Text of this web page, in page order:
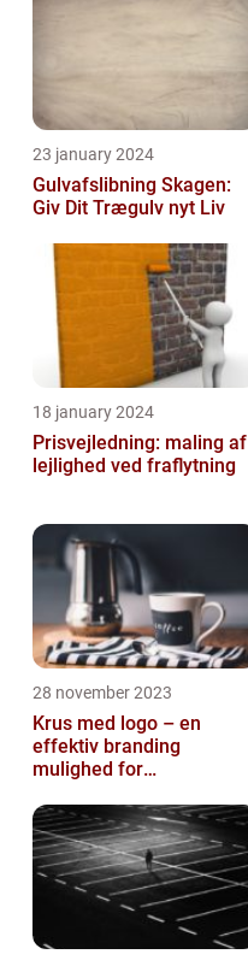
23 january 2024
Gulvafslibning Skagen:
Giv Dit Trægulv nyt Liv
18 january 2024
Prisvejledning: maling af
lejlighed ved fraflytning
28 november 2023
Krus med logo – en
effektiv branding
mulighed for